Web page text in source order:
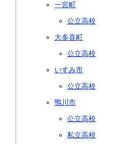
一宮町
公立高校
大多喜町
公立高校
いすみ市
公立高校
鴨川市
公立高校
私立高校